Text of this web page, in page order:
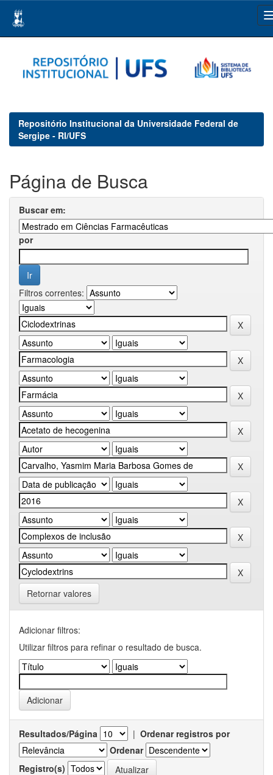
navigation
Repositório Institucional da Universidade Federal de
Sergipe - RI/UFS
Página de Busca
Buscar em:
por
Filtros correntes:
Retornar valores
Adicionar filtros:
Utilizar filtros para refinar o resultado de busca.
Resultados/Página | Ordenar registros por
Ordenar
Registro(s)